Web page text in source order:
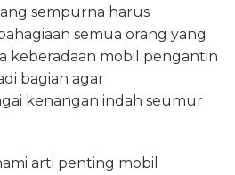
sempurna harus
semua orang yang
keberadaan mobil pengantin
bagian agar
kenangan indah seumur
arti penting mobil